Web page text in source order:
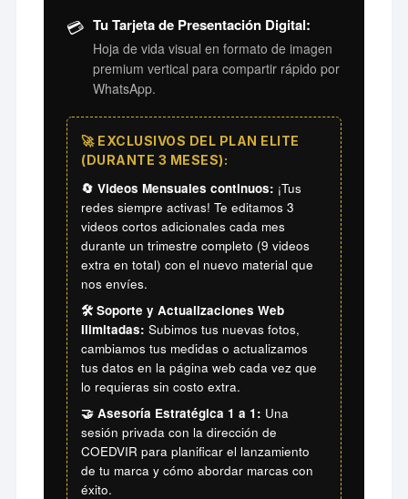
💳 Tu Tarjeta de Presentación Digital:
Hoja de vida visual en formato de imagen
premium vertical para compartir rápido por
WhatsApp.
🚀 EXCLUSIVOS DEL PLAN ELITE
(DURANTE 3 MESES):
🔄 Videos Mensuales continuos: ¡Tus
redes siempre activas! Te editamos 3
videos cortos adicionales cada mes
durante un trimestre completo (9 videos
extra en total) con el nuevo material que
nos envíes.
🛠️ Soporte y Actualizaciones Web
Ilimitadas: Subimos tus nuevas fotos,
cambiamos tus medidas o actualizamos
tus datos en la página web cada vez que
lo requieras sin costo extra.
🤝 Asesoría Estratégica 1 a 1: Una
sesión privada con la dirección de
COEDVIR para planificar el lanzamiento
de tu marca y cómo abordar marcas con
éxito.